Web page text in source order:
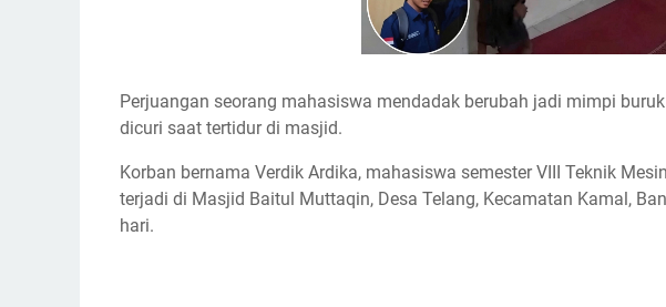
Perjuangan seorang mahasiswa mendadak berubah jadi mimpi
dicuri saat tertidur di masjid.
Korban bernama Verdik Ardika, mahasiswa semester VIII Teknik
terjadi di Masjid Baitul Muttaqin, Desa Telang, Kecamatan Kamal,
hari.